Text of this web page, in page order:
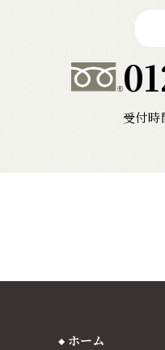
受付時
ホーム